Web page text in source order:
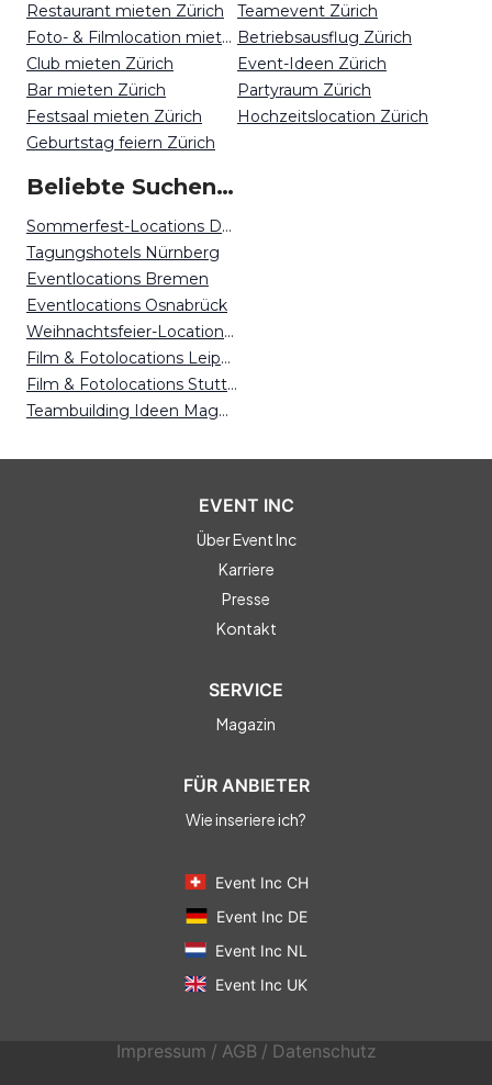
Restaurant mieten Zürich
Foto- & Filmlocation mieten Zürich
Club mieten Zürich
Bar mieten Zürich
Festsaal mieten Zürich
Geburtstag feiern Zürich
Teamevent Zürich
Betriebsausflug Zürich
Event-Ideen Zürich
Partyraum Zürich
Hochzeitslocation Zürich
Beliebte Suchen auf Event Inc
Sommerfest-Locations Dortmund
Tagungshotels Nürnberg
Eventlocations Bremen
Eventlocations Osnabrück
Weihnachtsfeier-Locations Berlin
Film & Fotolocations Leipzig
Film & Fotolocations Stuttgart
Teambuilding Ideen Magdeburg
EVENT INC
Über Event Inc
Karriere
Presse
Kontakt
SERVICE
Magazin
FÜR ANBIETER
Wie inseriere ich?
Event Inc CH
Event Inc DE
Event Inc NL
Event Inc UK
Impressum / AGB / Datenschutz